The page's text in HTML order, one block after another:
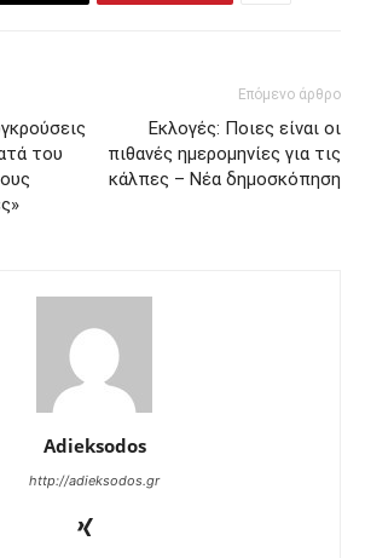
του
Επόμενο άρθρο
Εκλογές: Ποιες είναι οι
πιθανές ημερομηνίες για τις
κάλπες – Νέα δημοσκόπηση
Adieksodos
http://adieksodos.gr